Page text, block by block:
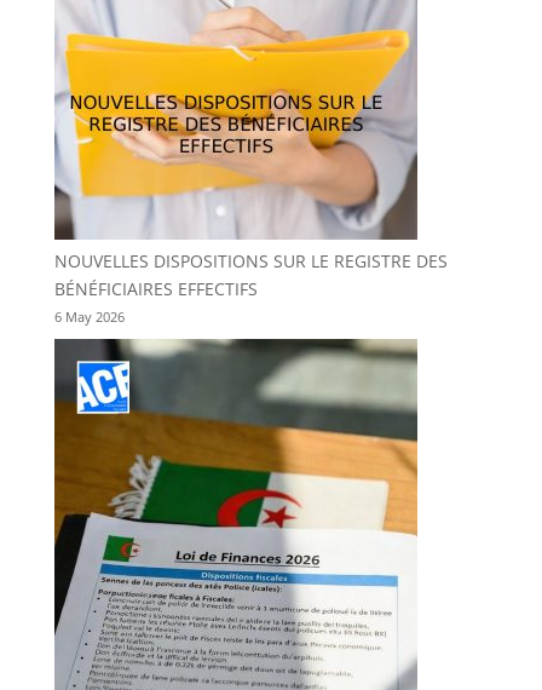
NOUVELLES DISPOSITIONS SUR LE REGISTRE DES
BÉNÉFICIAIRES EFFECTIFS
6 May 2026